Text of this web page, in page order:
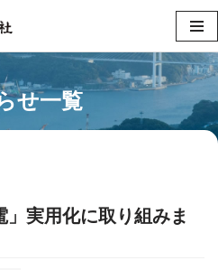
せ一覧
」実用化に取り組みま